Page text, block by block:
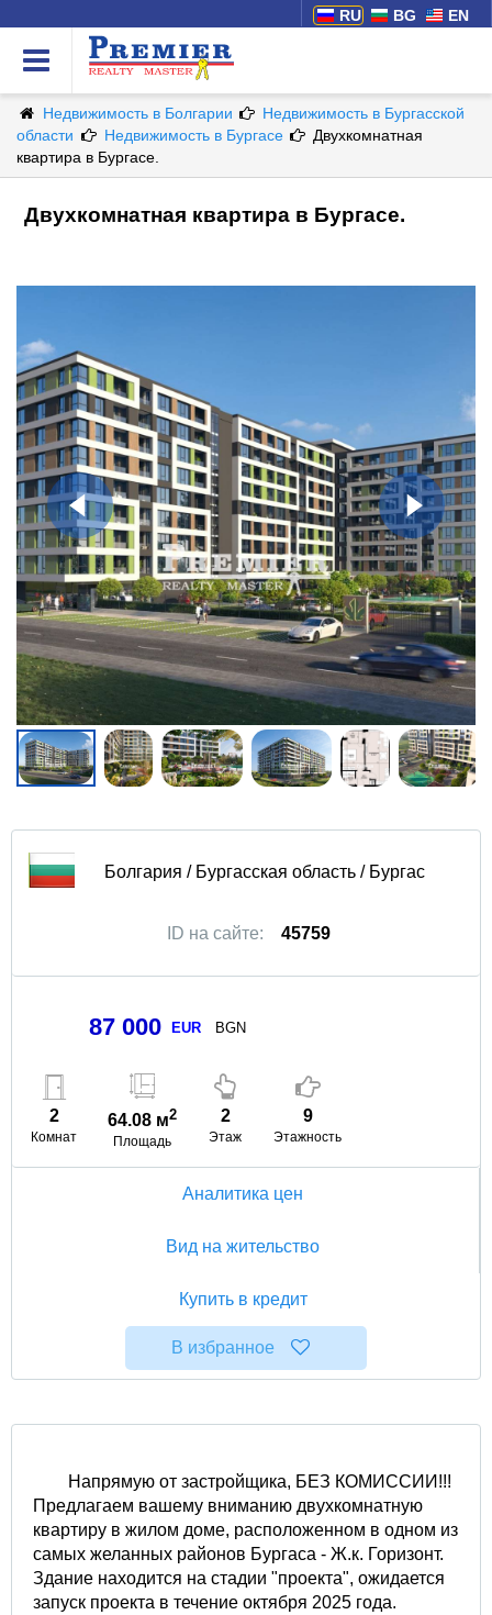
RU BG EN
Недвижимость в Болгарии
Недвижимость в Бургасской
области
Недвижимость в Бургасе
Двухкомнатная
квартира в Бургасе.
Двухкомнатная квартира в Бургасе.
Болгария / Бургасская область / Бургас
45759
ID на сайте:
87 000 EUR BGN
2
Комнат
64.08 м2
Площадь
2
Этаж
9
Этажность
Аналитика цен
Вид на жительство
Купить в кредит
В избранное
Напрямую от застройщика, БЕЗ КОМИССИИ!!!
Предлагаем вашему вниманию двухкомнатную
квартиру в жилом доме, расположенном в одном из
самых желанных районов Бургаса - Ж.к. Горизонт.
Здание находится на стадии "проекта", ожидается
запуск проекта в течение октября 2025 года.